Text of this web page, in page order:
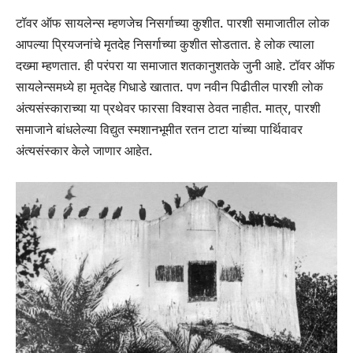
टॉवर ऑफ सायलेन्स म्हणजेच निसर्गाच्या कुशीत. पारशी समाजातील लोक
आपल्या प्रियजनांचे मृतदेह निसर्गाच्या कुशीत सोडतात. हे लोक त्याला
दख्मा म्हणतात. ही परंपरा या समाजात शतकानुशतके जुनी आहे. टॉवर ऑफ
सायलेन्समध्ये हा मृतदेह गिधाडे खातात. पण नवीन पिढीतील पारशी लोक
अंत्यसंस्काराच्या या प्रथेवर फारसा विश्वास ठेवत नाहीत. मात्र, पारशी
समाजाने बांधलेल्या विद्युत स्मशानभूमीत रतन टाटा यांच्या पार्थिवावर
अंत्यसंस्कार केले जाणार आहेत.